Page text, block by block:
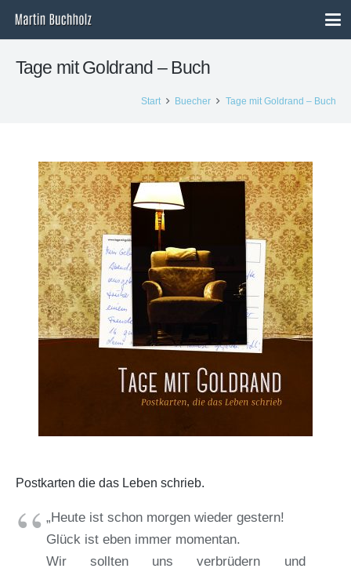
Tage mit Goldrand – Buch
Start Buecher Tage mit Goldrand – Buch
Postkarten die das Leben schrieb.
„Heute ist schon morgen wieder gestern!
Glück ist eben immer momentan.
Wir sollten uns verbrüdern und